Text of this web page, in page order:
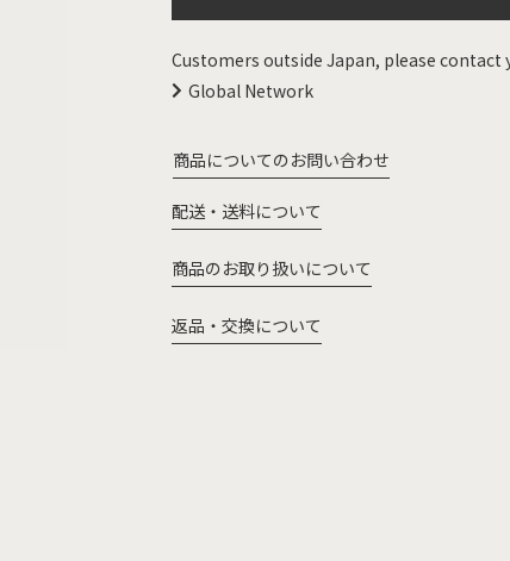
Customers outside Japan, please contact
Global Network
商品についてのお問い合わせ
配送・送料について
商品のお取り扱いについて
返品・交換について